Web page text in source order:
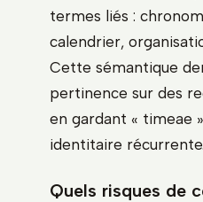
termes liés :
calendrier,
Cette sémantique
pertinence sur des
en gardant « timeae
identitaire récurrente.
Quels risques de